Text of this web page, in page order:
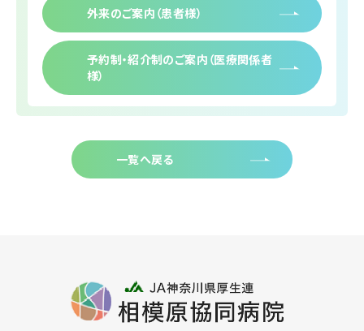
外来のご案内（患者様）
予約制・紹介制のご案内（医療関係者
様）
一覧へ戻る